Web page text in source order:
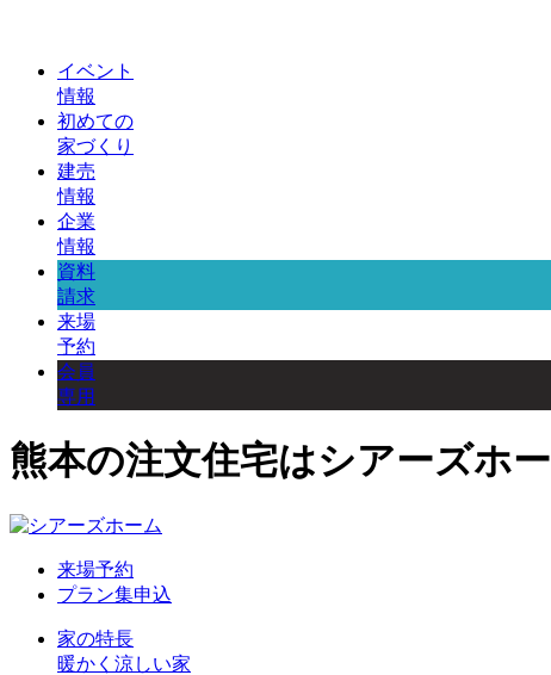
イベント
情報
初めての
家づくり
建売
情報
企業
情報
資料
請求
来場
予約
会員
専用
熊本の注文住宅はシアーズホ
来場予約
プラン集申込
家の特長
暖かく涼しい家